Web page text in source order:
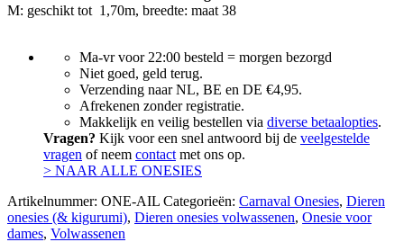
M: geschikt tot 1,70m, breedte: maat 38
Ma-vr voor 22:00 besteld = morgen bezorgd
Niet goed, geld terug.
Verzending naar NL, BE en DE €4,95.
Afrekenen zonder registratie.
Makkelijk en veilig bestellen via diverse betaalopties.
Vragen? Kijk voor een snel antwoord bij de veelgestelde
vragen of neem contact met ons op.
> NAAR ALLE ONESIES
Artikelnummer: ONE-AIL Categorieën: Carnaval Onesies, Dieren
onesies (& kigurumi), Dieren onesies volwassenen, Onesie voor
dames, Volwassenen